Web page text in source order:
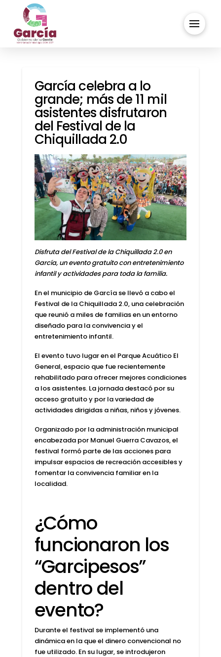
García celebra a lo
grande; más de 11 mil
asistentes disfrutaron
del Festival de la
Chiquillada 2.0
Disfruta del Festival de la Chiquillada 2.0 en
García, un evento gratuito con entretenimiento
infantil y actividades para toda la familia.
En el municipio de Garcíase llevó a caboel
Festival de la Chiquillada 2.0, una celebración
que reunió a miles de familiasen un entorno
diseñado para la convivencia y el
entretenimiento infantil.
El evento tuvo lugar en el Parque Acuático El
General, espacio que fue recientemente
rehabilitado para ofrecer mejores condiciones
a los asistentes. La jornada destacó por su
acceso gratuitoy por la variedad de
actividades dirigidas a niñas, niños y jóvenes.
Organizado por la administración municipal
encabezada por Manuel Guerra Cavazos, el
festival formó parte de las acciones para
impulsar espacios de recreación accesibles y
fomentar la convivencia familiar en la
localidad.
¿Cómo
funcionaron los
“Garcipesos”
dentro del
evento?
Durante el festival se implementó una
dinámica en la que el dinero convencional no
fue utilizado. En su lugar, se introdujeron